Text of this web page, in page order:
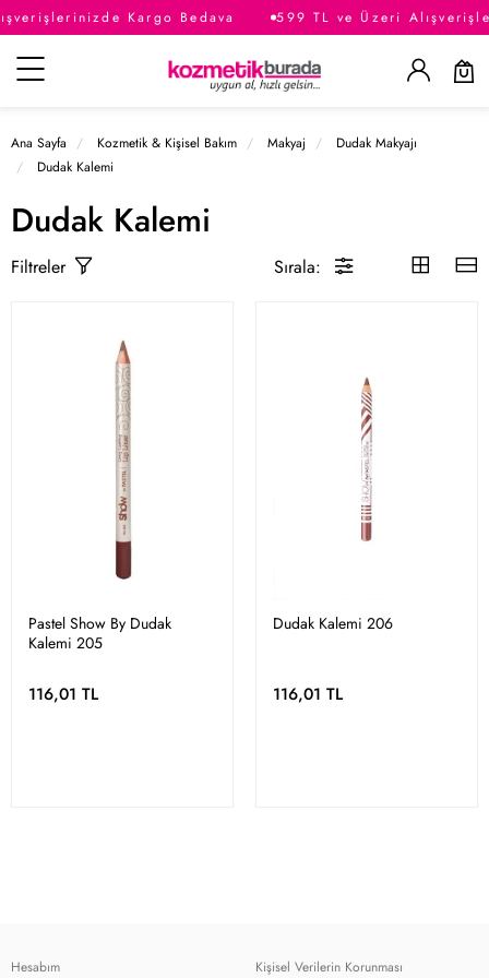
Kargo Bedava 599 TL ve Üzeri
Kategoriler
Ana Sayfa Kozmetik & Kişisel Bakım Makyaj
Dudak Makyajı
Dudak Kalemi
Dudak Kalemi
Filtreler Sırala:
Pastel Show By Dudak
Kalemi 205
116,01 TL
Dudak Kalemi 206
116,01 TL
Hesabım Kişisel Verilerin Korunması